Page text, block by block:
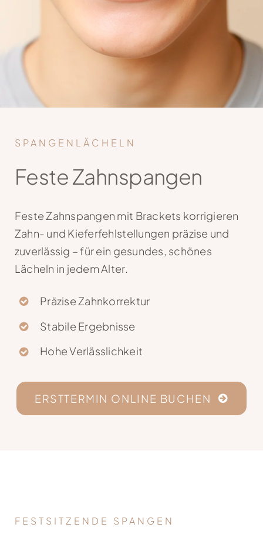
Kontakt
SPANGENLÄCHELN
Feste Zahnspangen
Feste Zahnspangen mit Brackets korrigieren
Zahn- und Kieferfehlstellungen präzise und
zuverlässig – für ein gesundes, schönes
Lächeln in jedem Alter.
Präzise Zahnkorrektur
Stabile Ergebnisse
Hohe Verlässlichkeit
ERSTTERMIN ONLINE BUCHEN
FESTSITZENDE SPANGEN